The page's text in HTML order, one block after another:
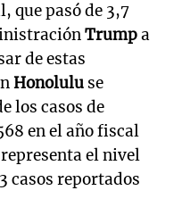
que pasó de 3,7
Trumpa
de estas
Honolulu se
los casos de
en el año fiscal
representa el nivel
casos reportados